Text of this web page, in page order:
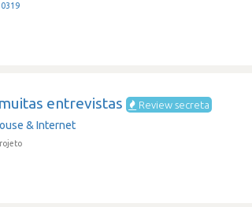
entrevistas Review secreta
& Internet